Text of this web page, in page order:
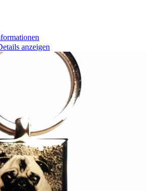
anzeigen